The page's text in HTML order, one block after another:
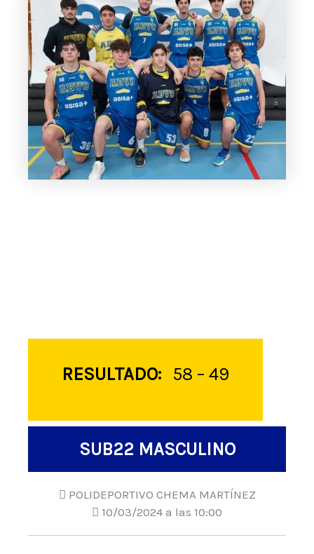
RESULTADO: 58 – 49
SUB22 MASCULINO
POLIDEPORTIVO CHEMA MARTÍNEZ
10/03/2024 a las 10:00